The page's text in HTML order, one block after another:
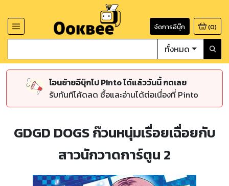
จัดการอีบุ๊ก (0)
ทั้งหมด
โอนย้ายอีบุ๊กไป Pinto ได้แล้ววันนี้ กดเลย
รับทันทีโค้ดลด ซื้อและอ่านได้ต่อเนื่องที่ Pinto
GDGD DOGS ก๊วนหนุ่มเรื่อยเฉื่อยกับ
สาวนักวาดการ์ตูน 2